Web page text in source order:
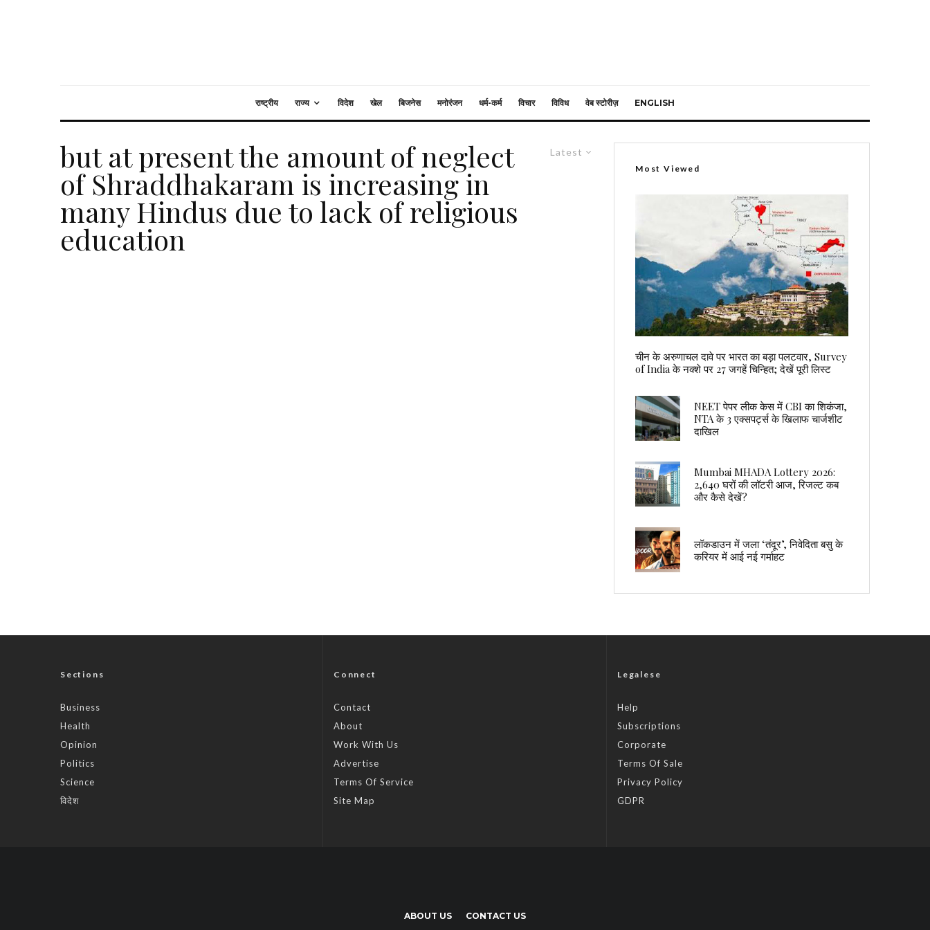
राष्ट्रीय राज्य विदेश खेल बिजनेस मनोरंजन धर्म-कर्म विचार विविध वेब स्टोरीज़ ENGLISH
Latest
but at present the amount of neglect
of Shraddhakaram is increasing in
many Hindus due to lack of religious
education
Most Viewed
चीन के अरुणाचल दावे पर भारत का बड़ा पलटवार, Survey
of India के नक्शे पर 27 जगहें चिन्हित; देखें पूरी लिस्ट
NEET पेपर लीक केस में CBI का शिकंजा,
NTA के 3 एक्सपर्ट्स के खिलाफ चार्जशीट
दाखिल
Mumbai MHADA Lottery 2026:
2,640 घरों की लॉटरी आज, रिजल्ट कब
और कैसे देखें?
लॉकडाउन में जला ‘तंदूर’, निवेदिता बसु के
करियर में आई नई गर्माहट
Sections
Business
Health
Opinion
Politics
Science
विदेश
Connect
Contact
About
Work With Us
Advertise
Terms Of Service
Site Map
Legalese
Help
Subscriptions
Corporate
Terms Of Sale
Privacy Policy
GDPR
ABOUT US CONTACT US